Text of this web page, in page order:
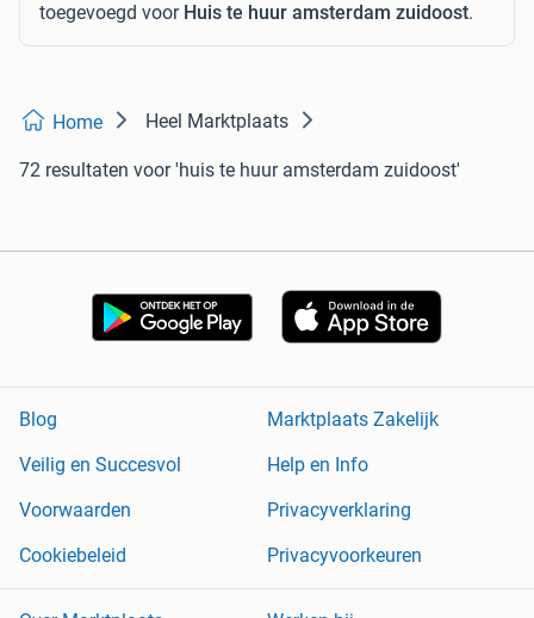
toegevoegd voor Huis te huur amsterdam zuidoost.
Home Heel Marktplaats
72 resultaten voor 'huis te huur amsterdam zuidoost'
Blog
Marktplaats Zakelijk
Veilig en Succesvol
Help en Info
Voorwaarden
Privacyverklaring
Cookiebeleid
Privacyvoorkeuren